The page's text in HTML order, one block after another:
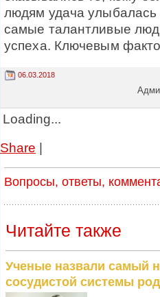
людям удача улыбалась
самые талантливые
успеха. Ключевым
06.03.2018
Loading...
Share |
Вопросы, ответы,
Читайте также
Ученые назвали самый
сосудистой системы